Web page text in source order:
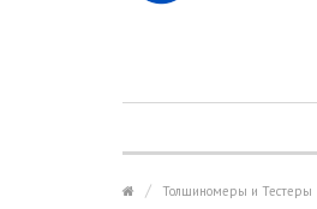
Толщиномеры и Тестеры